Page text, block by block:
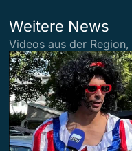
Weitere News
Videos aus der